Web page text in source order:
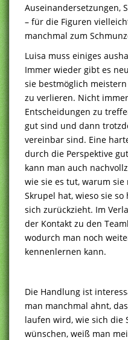
Auseinandersetzungen,
– für die Figuren
manchmal zum
Luisa muss einiges
Immer wieder gibt es
sie bestmöglich
zu verlieren. Nicht
Entscheidungen zu
gut sind und dann
vereinbar sind. Eine
durch die Perspektive
kann man auch
wie sie es tut, warum
Skrupel hat, wieso sie
sich zurückzieht. Im
der Kontakt zu den
wodurch man noch
kennenlernen kann.
Die Handlung ist
man manchmal ahnt,
laufen wird, wie sich die
wünschen, weiß man